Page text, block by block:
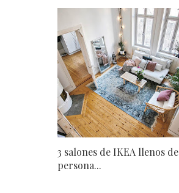
3 salones de IKEA llenos de
persona...